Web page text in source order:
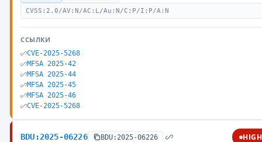
CVSS:2.0/AV:N/AC:L/Au:N/C:P/I:P/A:N
ССЫЛКИ
CVE-2025-5268
MFSA 2025-42
MFSA 2025-44
MFSA 2025-45
MFSA 2025-46
CVE-2025-5268
BDU:2025-06226 BDU:2025-06226 HIGH